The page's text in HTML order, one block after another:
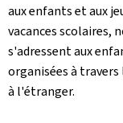
aux enfants et aux
vacances scolaires,
s'adressent aux
organisées à
à l'étranger.